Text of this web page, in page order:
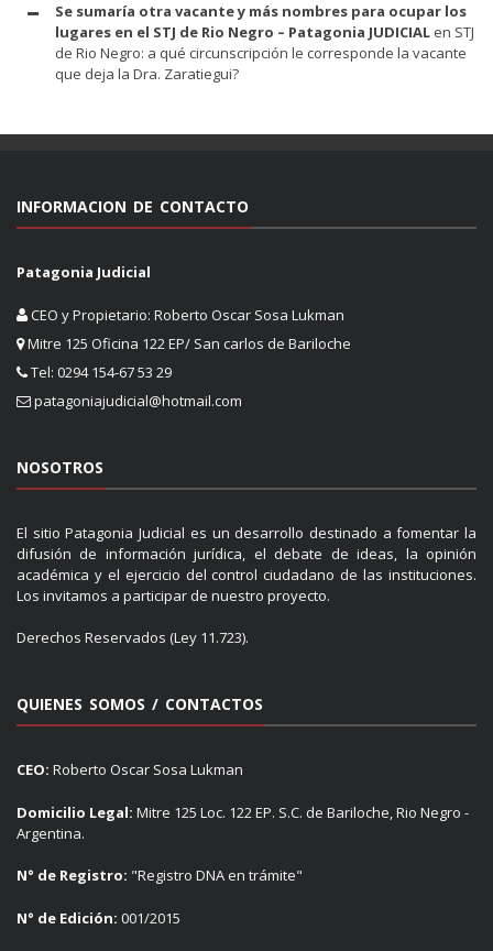
Se sumaría otra vacante y más nombres para ocupar los
lugares en el STJ de Rio Negro – Patagonia JUDICIAL en STJ
de Rio Negro: a qué circunscripción le corresponde la vacante
que deja la Dra. Zaratiegui?
INFORMACION DE CONTACTO
Patagonia Judicial
CEO y Propietario: Roberto Oscar Sosa Lukman
Mitre 125 Oficina 122 EP/ San carlos de Bariloche
Tel: 0294 154-67 53 29
patagoniajudicial@hotmail.com
NOSOTROS
El sitio Patagonia Judicial es un desarrollo destinado a fomentar la
difusión de información jurídica, el debate de ideas, la opinión
académica y el ejercicio del control ciudadano de las instituciones.
Los invitamos a participar de nuestro proyecto.
Derechos Reservados (Ley 11.723).
QUIENES SOMOS / CONTACTOS
CEO: Roberto Oscar Sosa Lukman
Domicilio Legal: Mitre 125 Loc. 122 EP. S.C. de Bariloche, Rio Negro -
Argentina.
N° de Registro: "Registro DNA en trámite"
N° de Edición: 001/2015